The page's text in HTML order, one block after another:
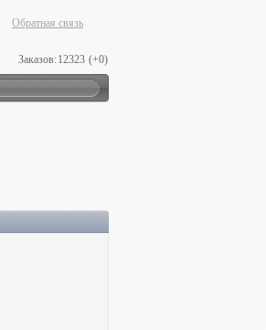
Обратная связь
Заказов:12323 (+0)